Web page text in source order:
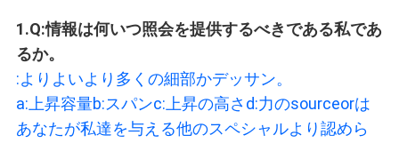
1.Q:情報は何いつ照会を提供するべきである私であ
るか。
:よりよいより多くの細部かデッサン。
a:上昇容量b:スパンc:上昇の高さd:力のsourceorは
あなたが私達を与える他のスペシャルより認めら